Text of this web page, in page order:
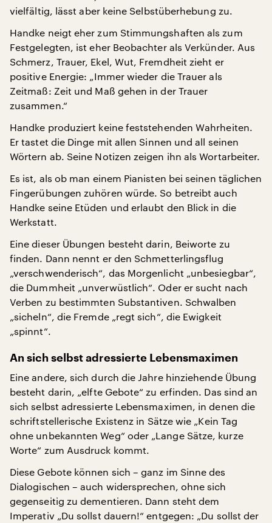
vielfältig, lässt aber keine Selbstüberhebung zu.
Handke neigt eher zum Stimmungshaften als zum
Festgelegten, ist eher Beobachter als Verkünder. Aus
Schmerz, Trauer, Ekel, Wut, Fremdheit zieht er
positive Energie: „Immer wieder die Trauer als
Zeitmaß: Zeit und Maß gehen in der Trauer
zusammen.“
Handke produziert keine feststehenden Wahrheiten.
Er tastet die Dinge mit allen Sinnen und all seinen
Wörtern ab. Seine Notizen zeigen ihn als Wortarbeiter.
Es ist, als ob man einem Pianisten bei seinen täglichen
Fingerübungen zuhören würde. So betreibt auch
Handke seine Etüden und erlaubt den Blick in die
Werkstatt.
Eine dieser Übungen besteht darin, Beiworte zu
finden. Dann nennt er den Schmetterlingsflug
„verschwenderisch“, das Morgenlicht „unbesiegbar“,
die Dummheit „unverwüstlich“. Oder er sucht nach
Verben zu bestimmten Substantiven. Schwalben
„sicheln“, die Fremde „regt sich“, die Ewigkeit
„spinnt“.
An sich selbst adressierte Lebensmaximen
Eine andere, sich durch die Jahre hinziehende Übung
besteht darin, „elfte Gebote“ zu erfinden. Das sind an
sich selbst adressierte Lebensmaximen, in denen die
schriftstellerische Existenz in Sätze wie „Kein Tag
ohne unbekannten Weg“ oder „Lange Sätze, kurze
Worte“ zum Ausdruck kommt.
Diese Gebote können sich – ganz im Sinne des
Dialogischen – auch widersprechen, ohne sich
gegenseitig zu dementieren. Dann steht dem
Imperativ „Du sollst dauern!“ entgegen: „Du sollst der